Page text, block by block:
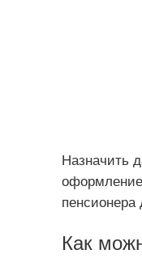
Назначить
оформление
пенсионера
Как